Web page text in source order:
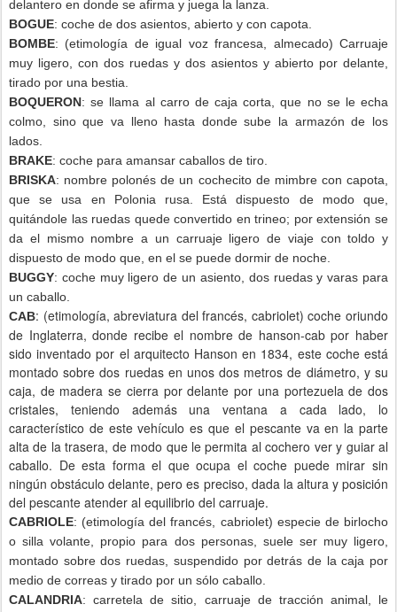
delantero en donde se afirma y juega la lanza.
BOGUE: coche de dos asientos, abierto y con capota.
BOMBE: (etimología de igual voz francesa, almecado) Carruaje
muy ligero, con dos ruedas y dos asientos y abierto por delante,
tirado por una bestia.
BOQUERON: se llama al carro de caja corta, que no se le echa
colmo, sino que va lleno hasta donde sube la armazón de los
lados.
BRAKE: coche para amansar caballos de tiro.
BRISKA: nombre polonés de un cochecito de mimbre con capota,
que se usa en Polonia rusa. Está dispuesto de modo que,
quitándole las ruedas quede convertido en trineo; por extensión se
da el mismo nombre a un carruaje ligero de viaje con toldo y
dispuesto de modo que, en el se puede dormir de noche.
BUGGY: coche muy ligero de un asiento, dos ruedas y varas para
un caballo.
CAB: (etimología, abreviatura del francés, cabriolet) coche oriundo
de Inglaterra, donde recibe el nombre de hanson-cab por haber
sido inventado por el arquitecto Hanson en 1834, este coche está
montado sobre dos ruedas en unos dos metros de diámetro, y su
caja, de madera se cierra por delante por una portezuela de dos
cristales, teniendo además una ventana a cada lado, lo
característico de este vehículo es que el pescante va en la parte
alta de la trasera, de modo que le permita al cochero ver y guiar al
caballo. De esta forma el que ocupa el coche puede mirar sin
ningún obstáculo delante, pero es preciso, dada la altura y posición
del pescante atender al equilibrio del carruaje.
CABRIOLE: (etimología del francés, cabriolet) especie de birlocho
o silla volante, propio para dos personas, suele ser muy ligero,
montado sobre dos ruedas, suspendido por detrás de la caja por
medio de correas y tirado por un sólo caballo.
CALANDRIA: carretela de sitio, carruaje de tracción animal, le